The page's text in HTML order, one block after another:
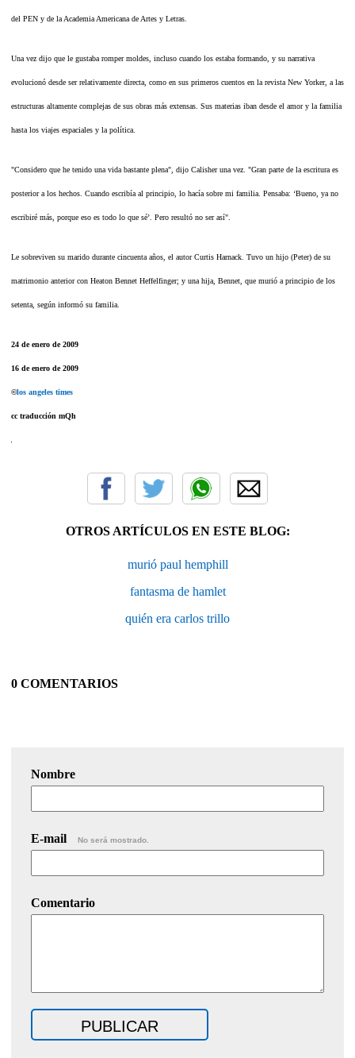
del PEN y de la Academia Americana de Artes y Letras.
Una vez dijo que le gustaba romper moldes, incluso cuando los estaba formando, y su narrativa
evolucionó desde ser relativamente directa, como en sus primeros cuentos en la revista New Yorker, a las
estructuras altamente complejas de sus obras más extensas. Sus materias iban desde el amor y la familia
hasta los viajes espaciales y la política.
"Considero que he tenido una vida bastante plena", dijo Calisher una vez. "Gran parte de la escritura es
posterior a los hechos. Cuando escribía al principio, lo hacía sobre mi familia. Pensaba: ‘Bueno, ya no
escribiré más, porque eso es todo lo que sé’. Pero resultó no ser así".
Le sobreviven su marido durante cincuenta años, el autor Curtis Harnack. Tuvo un hijo (Peter) de su
matrimonio anterior con Heaton Bennet Heffelfinger; y una hija, Bennet, que murió a principio de los
setenta, según informó su familia.
24 de enero de 2009
16 de enero de 2009
©los angeles times
cc traducción mQh
OTROS ARTÍCULOS EN ESTE BLOG:
murió paul hemphill
fantasma de hamlet
quién era carlos trillo
0 COMENTARIOS
Nombre
E-mail No será mostrado.
Comentario